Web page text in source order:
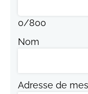
0/800
Nom
Adresse de